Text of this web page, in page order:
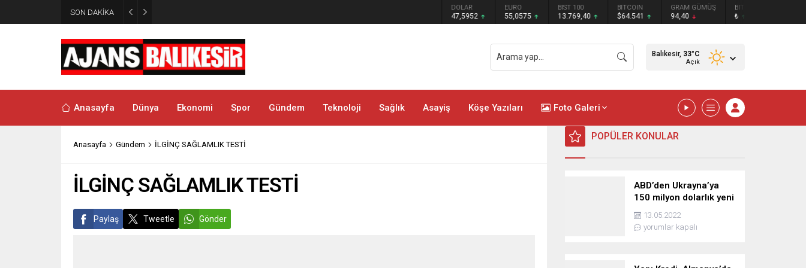
SON DAKİKA DOLAR
47,5952
EURO
55,0575
BIST 100
13.769,40
BITCOIN
$64.541
GRAM GÜMÜŞ
94,40
BITCOIN
₺
Balıkesir, 33°C
Açık
Anasayfa Dünya Ekonomi Spor Gündem Teknoloji Sağlık Asayiş Köşe Yazıları Foto Galeri
Anasayfa Gündem İLGİNÇ SAĞLAMLIK TESTİ
İLGİNÇ SAĞLAMLIK TESTİ
Paylaş Tweetle Gönder
POPÜLER KONULAR
ABD’den Ukrayna’ya
150 milyon dolarlık yeni
askeri yardım
13.05.2022
yorumlar kapalı